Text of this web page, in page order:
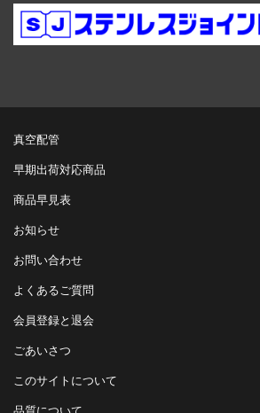
真空配管
早期出荷対応商品
商品早見表
お知らせ
お問い合わせ
よくあるご質問
会員登録と退会
ごあいさつ
このサイトについて